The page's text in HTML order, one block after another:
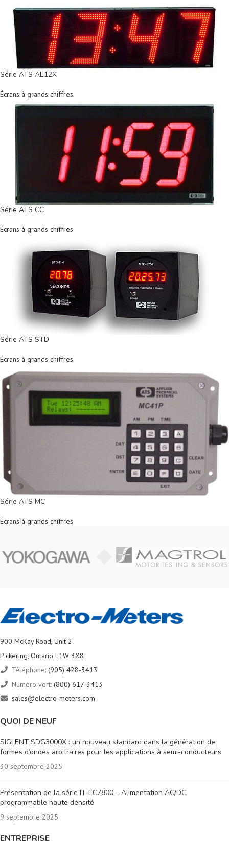
Série ATS AE12X
Écrans à grands chiffres
Série ATS CC
Écrans à grands chiffres
Série ATS STD
Écrans à grands chiffres
Série ATS MC
Écrans à grands chiffres
900 McKay Road, Unit 2
Pickering, Ontario L1W 3X8
Téléphone: (905) 428-3413
Numéro vert: (800) 617-3413
sales@electro-meters.com
QUOI DE NEUF
SIGLENT SDG3000X : un nouveau standard dans la génération de
formes d’ondes arbitraires pour les applications à semi-conducteurs
30 septembre 2025
Présentation de la série IT-EC7800 – Alimentation AC/DC
programmable haute densité
9 septembre 2025
ENTREPRISE